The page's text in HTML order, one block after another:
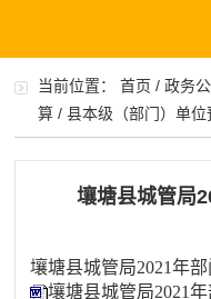
当前位置：首页 /政务
算 /县本级（部门）单位
壤塘县城管局
壤塘县城管局2021年
壤塘县城管局2021